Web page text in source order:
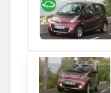
2. Materiale
Scegli il